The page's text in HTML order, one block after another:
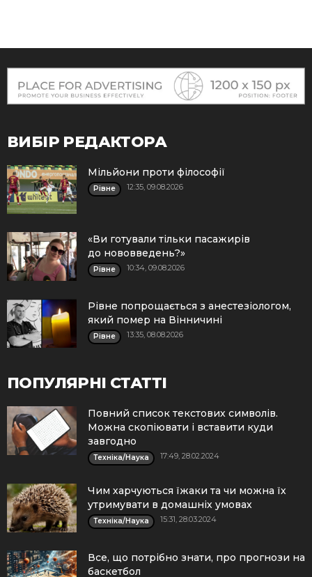
ВИБІР РЕДАКТОРА
Мільйони проти філософії
Рівне 12:35, 09.08.2026
«Ви готували тільки пасажирів
до нововведень?»
Рівне 10:34, 09.08.2026
Рівне попрощається з анестезіологом,
який помер на Вінничині
Рівне 13:35, 08.08.2026
ПОПУЛЯРНІ СТАТТІ
Повний список текстових символів.
Можна скопіювати і вставити куди
завгодно
Техніка/Наука 17:49, 28.02.2024
Чим харчуються їжаки та чи можна їх
утримувати в домашніх умовах
Техніка/Наука 15:31, 28.03.2024
Все, що потрібно знати, про прогнози на
баскетбол